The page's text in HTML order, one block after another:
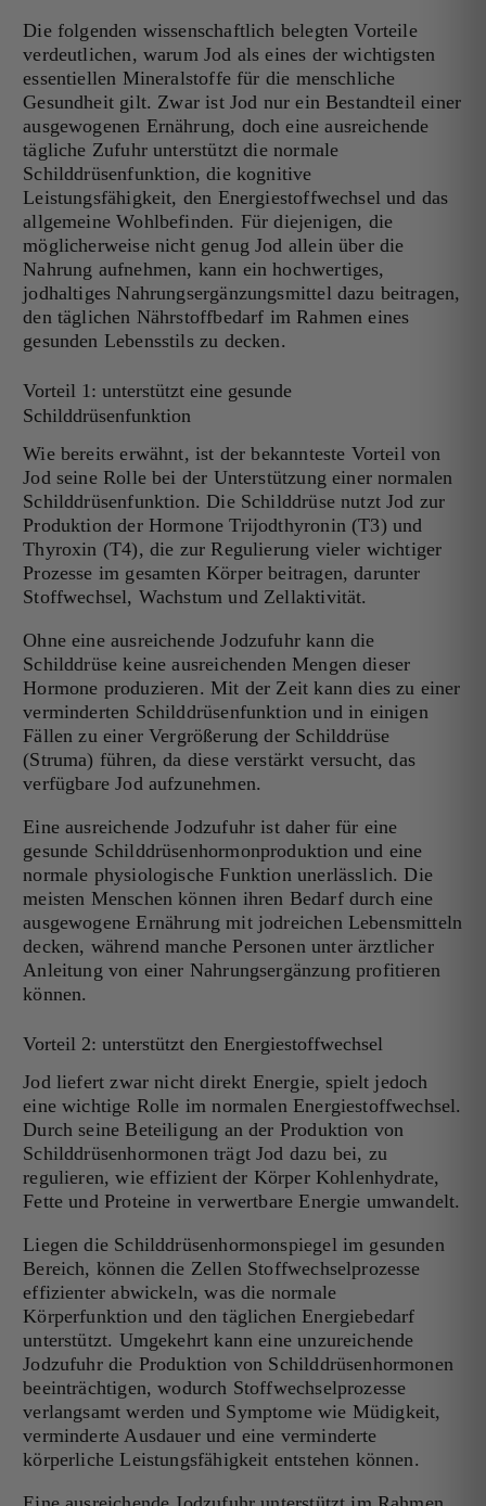
Die folgenden wissenschaftlich belegten Vorteile
verdeutlichen, warum Jod als eines der wichtigsten
essentiellen Mineralstoffe für die menschliche
Gesundheit gilt. Zwar ist Jod nur ein Bestandteil einer
ausgewogenen Ernährung, doch eine ausreichende
tägliche Zufuhr unterstützt die normale
Schilddrüsenfunktion, die kognitive
Leistungsfähigkeit, den Energiestoffwechsel und das
allgemeine Wohlbefinden. Für diejenigen, die
möglicherweise nicht genug Jod allein über die
Nahrung aufnehmen, kann ein hochwertiges,
jodhaltiges Nahrungsergänzungsmittel dazu beitragen,
den täglichen Nährstoffbedarf im Rahmen eines
gesunden Lebensstils zu decken.
Vorteil 1: unterstützt eine gesunde
Schilddrüsenfunktion
Wie bereits erwähnt, ist der bekannteste Vorteil von
Jod seine Rolle bei der Unterstützung einer normalen
Schilddrüsenfunktion. Die Schilddrüse nutzt Jod zur
Produktion der Hormone Trijodthyronin (T3) und
Thyroxin (T4), die zur Regulierung vieler wichtiger
Prozesse im gesamten Körper beitragen, darunter
Stoffwechsel, Wachstum und Zellaktivität.
Ohne eine ausreichende Jodzufuhr kann die
Schilddrüse keine ausreichenden Mengen dieser
Hormone produzieren. Mit der Zeit kann dies zu einer
verminderten Schilddrüsenfunktion und in einigen
Fällen zu einer Vergrößerung der Schilddrüse
(Struma) führen, da diese verstärkt versucht, das
verfügbare Jod aufzunehmen.
Eine ausreichende Jodzufuhr ist daher für eine
gesunde Schilddrüsenhormonproduktion und eine
normale physiologische Funktion unerlässlich. Die
meisten Menschen können ihren Bedarf durch eine
ausgewogene Ernährung mit jodreichen Lebensmitteln
decken, während manche Personen unter ärztlicher
Anleitung von einer Nahrungsergänzung profitieren
können.
Vorteil 2: unterstützt den Energiestoffwechsel
Jod liefert zwar nicht direkt Energie, spielt jedoch
eine wichtige Rolle im normalen Energiestoffwechsel.
Durch seine Beteiligung an der Produktion von
Schilddrüsenhormonen trägt Jod dazu bei, zu
regulieren, wie effizient der Körper Kohlenhydrate,
Fette und Proteine in verwertbare Energie umwandelt.
Liegen die Schilddrüsenhormonspiegel im gesunden
Bereich, können die Zellen Stoffwechselprozesse
effizienter abwickeln, was die normale
Körperfunktion und den täglichen Energiebedarf
unterstützt. Umgekehrt kann eine unzureichende
Jodzufuhr die Produktion von Schilddrüsenhormonen
beeinträchtigen, wodurch Stoffwechselprozesse
verlangsamt werden und Symptome wie Müdigkeit,
verminderte Ausdauer und eine verminderte
körperliche Leistungsfähigkeit entstehen können.